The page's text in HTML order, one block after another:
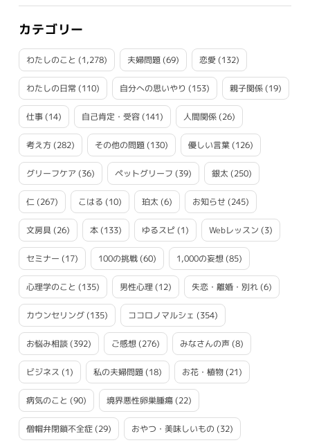
カテゴリー
わたしのこと (1,278) 夫婦問題(69) 恋愛 (132)
わたしの日常(110) 自分への思いやり (153) 親子関係(19)
仕事(14) 自己肯定・受容(141) 人間関係(26)
考え方(282) その他の問題(130) 優しい言葉(126)
グリーフケア (36) ペットグリーフ (39) 銀太 (250)
仁(267) こはる (10) 珀太 (6) お知らせ (245)
文房具(26) 本(133) ゆるスピ(1) Webレッスン (3)
セミナー (17) 100の挑戦(60) 1,000の妄想(85)
心理学のこと (135) 男性心理(12) 失恋・離婚・別れ(6)
カウンセリング(135) ココロノマルシェ (354)
お悩み相談(392) ご感想(276) みなさんの声(8)
ビジネス (1) 私の夫婦問題(18) お花・植物(21)
病気のこと (90) 境界悪性卵巣腫瘍(22)
僧帽弁閉鎖不全症(29) おやつ・美味しいもの (32)